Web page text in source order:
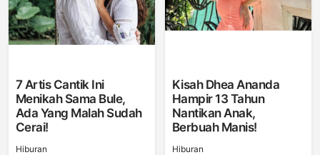
7 Artis Cantik Ini
Menikah Sama Bule,
Ada Yang Malah Sudah
Cerai!
Hiburan
Kisah Dhea Ananda
Hampir 13 Tahun
Nantikan Anak,
Berbuah Manis!
Hiburan